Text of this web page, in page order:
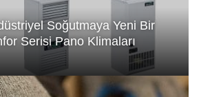
Soğutmaya Yeni Bir
Serisi Pano Klimaları